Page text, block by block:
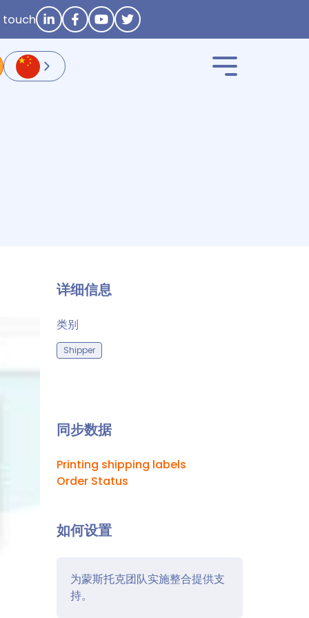
touch
详细信息
类别
Shipper
同步数据
Printing shipping labels
Order Status
如何设置
为蒙斯托克团队实施整合提供支
持。